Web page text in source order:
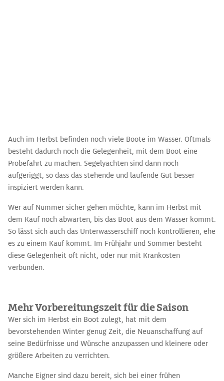
Auch im Herbst befinden noch viele Boote im Wasser. Oftmals
besteht dadurch noch die Gelegenheit, mit dem Boot eine
Probefahrt zu machen. Segelyachten sind dann noch
aufgeriggt, so dass das stehende und laufende Gut besser
inspiziert werden kann.
Wer auf Nummer sicher gehen möchte, kann im Herbst mit
dem Kauf noch abwarten, bis das Boot aus dem Wasser kommt.
So lässt sich auch das Unterwasserschiff noch kontrollieren, ehe
es zu einem Kauf kommt. Im Frühjahr und Sommer besteht
diese Gelegenheit oft nicht, oder nur mit Krankosten
verbunden.
Mehr Vorbereitungszeit für die Saison
Wer sich im Herbst ein Boot zulegt, hat mit dem
bevorstehenden Winter genug Zeit, die Neuanschaffung auf
seine Bedürfnisse und Wünsche anzupassen und kleinere oder
größere Arbeiten zu verrichten.
Manche Eigner sind dazu bereit, sich bei einer frühen